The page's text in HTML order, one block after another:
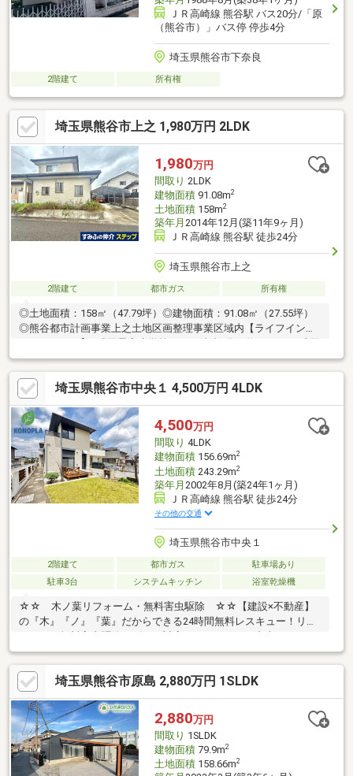
ＪＲ高崎線 熊谷駅 バス20分/「原
（熊谷市）」バス停 停歩4分
埼玉県熊谷市下奈良
2階建て 所有権
埼玉県熊谷市上之 1,980万円 2LDK
1,980万円
間取り 2LDK
建物面積91.08m2
土地面積158m2
築年月 2014年12月(築11年9ヶ月)
ＪＲ高崎線 熊谷駅 徒歩24分
埼玉県熊谷市上之
2階建て 都市ガス 所有権
◎土地面積：158㎡（47.79坪）◎建物面積：91.08㎡（27.55坪）
◎熊谷都市計画事業上之土地区画整理事業区域内【ライフインフ
こども園・・・徒歩6分（約460ｍ）□ベルクフォルテ上之
店・・・徒歩5分（約400ｍ）□ローソン熊谷上之店・・・徒歩2分
（約110ｍ）□マツモトキヨシフォルテ上之店・・・徒歩5分（約
350ｍ）□熊谷総合病院・・・徒歩9分（約660ｍ）□上之公
園・・・徒歩4分（約300ｍ）
埼玉県熊谷市中央１ 4,500万円 4LDK
4,500万円
間取り 4LDK
建物面積156.69m2
土地面積243.29m2
築年月 2002年8月(築24年1ヶ月)
ＪＲ高崎線 熊谷駅 徒歩24分
その他の交通
埼玉県熊谷市中央１
2階建て 都市ガス
駐車場あり
駐車3台
システムキッチン 浴室乾燥機
☆☆ 木ノ葉リフォーム・無料害虫駆除 ☆☆【建設×不動産】
の『木』『ノ』『葉』だからできる24時間無料レスキュー！リフ
ターサービスがついており、住んでからの安心をずっとお届けし
ます！内覧時に、無料相談・お見積りも物件ごとに作成可能！！
オウチ探しも、リフォームも一緒に相談できます！＼弊社には、
『きつね隊』・『ゴリラ隊』という無料かけつけサービスの仕組
みが、整っています♪／住んでからのお家トラブル、緊急対応も承
っております♪お家のこと、すべて木ノ葉プランニングにお任せく
ださい＾＾
埼玉県熊谷市原島 2,880万円 1SLDK
2,880万円
間取り 1SLDK
建物面積79.9m2
土地面積158.66m2